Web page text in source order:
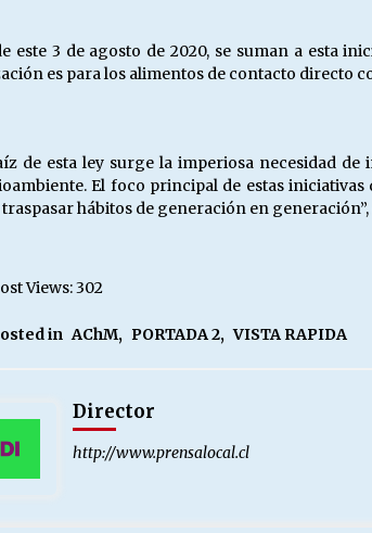
este 3 de agosto de 2020, se suman a esta
es para los alimentos de contacto directo
de esta ley surge la imperiosa necesidad
El foco principal de estas
hábitos de generación en
Views:302
in AChM, PORTADA 2, VISTA RAPIDA
Director
http://www.prensalocal.cl